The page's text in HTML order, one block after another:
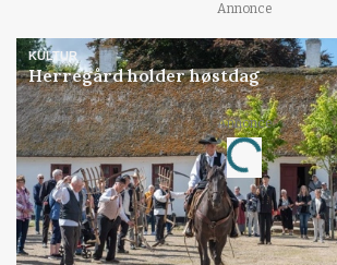
Annonce
KULTUR
Herregård holder høstdag
Annonce
Loading...
Jobs